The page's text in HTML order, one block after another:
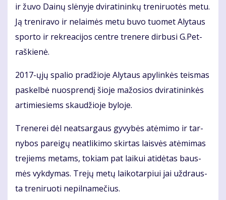
ir žu­vo Dai­nų slė­ny­je dvi­ra­ti­nin­kų tre­ni­ruo­tės me­tu.
Ją tre­ni­ra­vo ir ne­lai­mės me­tu bu­vo tuo­met Aly­taus
spor­to ir rek­re­a­ci­jos cen­tre tre­ne­re dir­bu­si G.Pet­
raš­kie­nė.
2017-ųjų spa­lio pra­džio­je Aly­taus apy­lin­kės teis­mas
pa­skel­bė nuosp­ren­dį šio­je ma­žo­sios dvi­ra­ti­nin­kės
ar­ti­mie­siems skau­džio­je by­lo­je.
Tre­ne­rei dėl ne­at­sar­gaus gy­vy­bės at­ėmi­mo ir tar­
ny­bos pa­rei­gų ne­at­li­ki­mo skir­tas lais­vės at­ėmi­mas
tre­jiems me­tams, to­kiam pat lai­kui ati­dė­tas baus­
mės vyk­dy­mas. Tre­jų me­tų lai­ko­tar­piui jai už­draus­
ta tre­ni­ruo­ti ne­pil­na­me­čius.